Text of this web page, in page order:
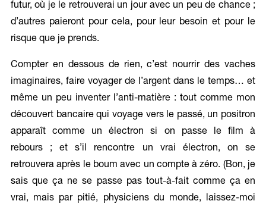
futur, où je le retrouverai un jour avec un peu de chance ;
d’autres paieront pour cela, pour leur besoin et pour le
risque que je prends.
Compter en dessous de rien, c’est nourrir des vaches
imaginaires, faire voyager de l’argent dans le temps… et
même un peu inventer l’anti-matière : tout comme mon
découvert bancaire qui voyage vers le passé, un positron
apparaît comme un électron si on passe le film à
rebours ; et s’il rencontre un vrai électron, on se
retrouvera après le boum avec un compte à zéro. (Bon, je
sais que ça ne se passe pas tout-à-fait comme ça en
vrai, mais par pitié, physiciens du monde, laissez-moi